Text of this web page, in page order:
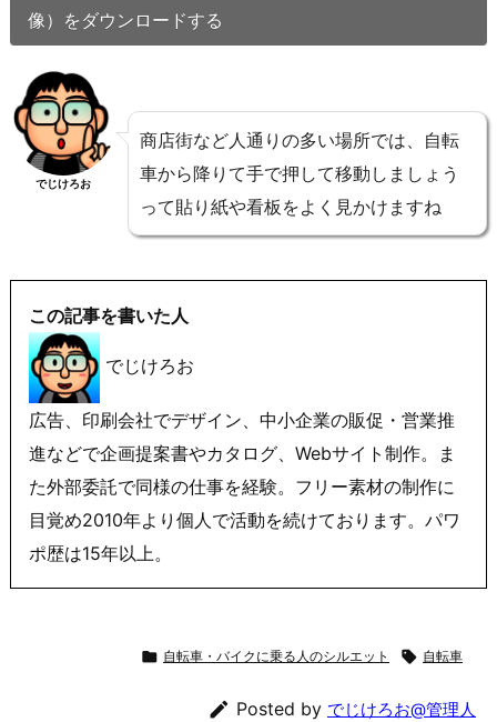
像）をダウンロードする
でじけろお
商店街など人通りの多い場所では、自転
車から降りて手で押して移動しましょう
って貼り紙や看板をよく見かけますね
この記事を書いた人
でじけろお
広告、印刷会社でデザイン、中小企業の販促・営業推
進などで企画提案書やカタログ、Webサイト制作。ま
た外部委託で同様の仕事を経験。フリー素材の制作に
目覚め2010年より個人で活動を続けております。パワ
ポ歴は15年以上。
 自転車・バイクに乗る人のシルエット  自転車
 Posted by でじけろお@管理人